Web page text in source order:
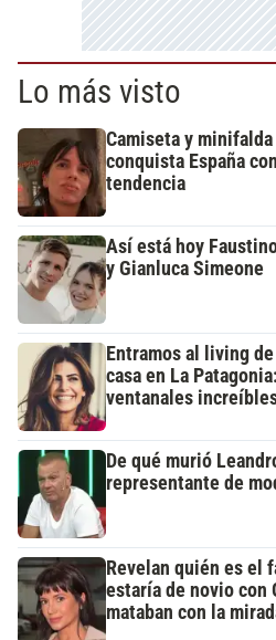
Lo más visto
Camiseta y
conquista España
tendencia
Así está hoy
y Gianluca Simeone
Entramos al living
casa en La
ventanales
De qué murió
representante de
Revelan quién es el
estaría de novio con
mataban con la